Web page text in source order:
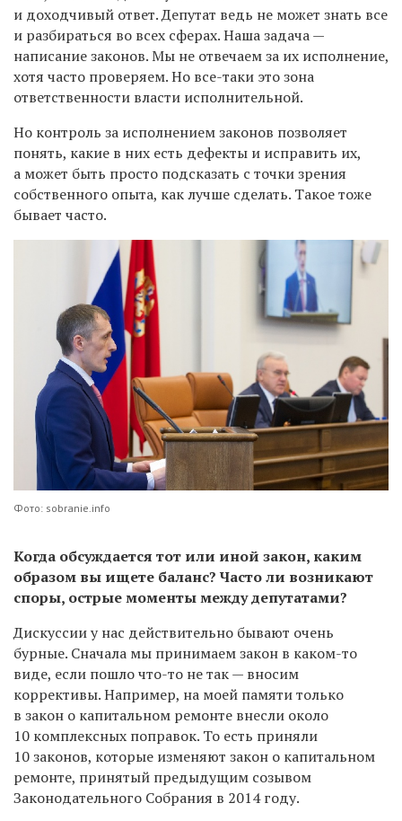
и доходчивый ответ. Депутат ведь не может знать все
и разбираться во всех сферах. Наша задача —
написание законов. Мы не отвечаем за их исполнение,
хотя часто проверяем. Но все-таки это зона
ответственности власти исполнительной.
Но контроль за исполнением законов позволяет
понять, какие в них есть дефекты и исправить их,
а может быть просто подсказать с точки зрения
собственного опыта, как лучше сделать. Такое тоже
бывает часто.
Фото: sobranie.info
Когда обсуждается тот или иной закон, каким
образом вы ищете баланс? Часто ли возникают
споры, острые моменты между депутатами?
Дискуссии у нас действительно бывают очень
бурные. Сначала мы принимаем закон в каком-то
виде, если пошло что-то не так — вносим
коррективы. Например, на моей памяти только
в закон о капитальном ремонте внесли около
10 комплексных поправок. То есть приняли
10 законов, которые изменяют закон о капитальном
ремонте, принятый предыдущим созывом
Законодательного Собрания в 2014 году.